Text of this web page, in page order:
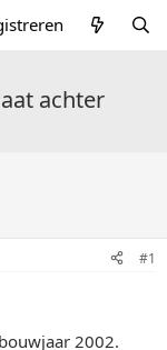
achter
#1
2002.